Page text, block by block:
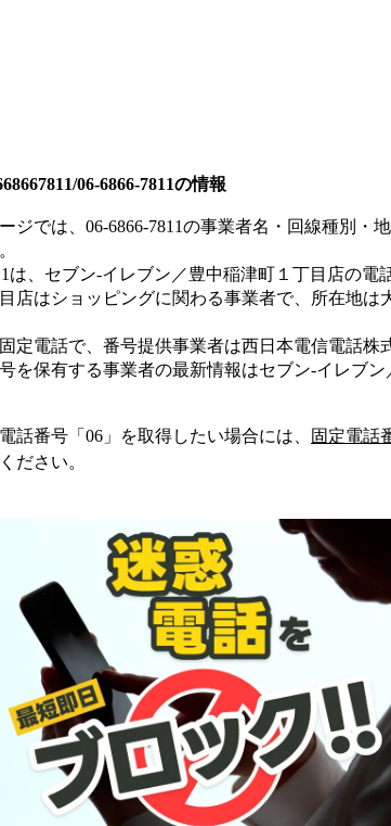
06-6866-7811の情報
ジでは、 06-6866-7811の事業者名・回線種別・
は、 セブン‐イレブン／豊中稲津町１丁目店の電
店はショッピングに関わる事業者で、所在地は
固定電話で、番号提供事業者は西日本電信電話株
を保有する事業者の最新情報はセブン‐イレブ
話番号「 06 」を取得したい場合には、 固定電話
ださい。